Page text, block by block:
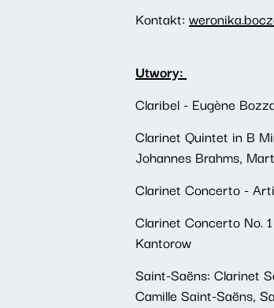
Kontakt:
Utwory:
Claribel - Eugène
Clarinet Quintet in B
Johannes Brahms,
Clarinet Concerto -
Clarinet Concerto No.
Kantorow
Saint-Saëns: Clarinet
Camille Saint-Saëns,